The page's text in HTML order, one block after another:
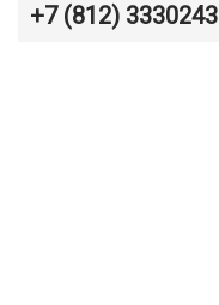
+7 (812) 3330243